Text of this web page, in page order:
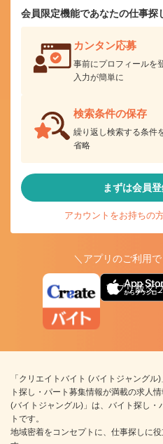
会員限定機能であなたの仕事探
カンタン応募
事前にプロフィールを
入力が簡単に
検索条件の保存
繰り返し検索する条件
省略
まずは会員登
アカウントをお持ちの
＼アプリのご利用
アプリ版ダ
「クリエイトバイト (バイトジャング
ト探し・パート募集情報が満載の求人
(バイトジャングル)」は、バイト探し・
トです。
地域密着をコンセプトに、仕事探しに